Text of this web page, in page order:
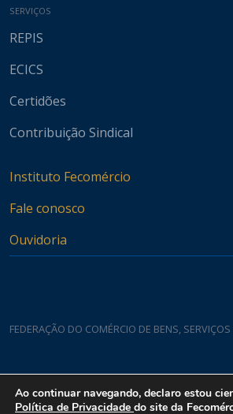
SERVIÇOS
REPIS
ECICS
Certidões
Contribuição Sindical
Instituto Fecomércio
Fale conosco
Ouvidoria
FEDERAÇÃO DO COMÉRCIO DE BENS,
Rua Padre João Damasceno, 1935 - Lagoa Nova
Ao continuar navegando, declaro estou
Política de Privacidade do site da